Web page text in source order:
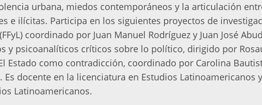
urbana, miedos contemporáneos y la articulación
e ilícitas. Participa en los siguientes proyectos de
coordinado por Juan Manuel Rodríguez y Juan José
y psicoanalíticos críticos sobre lo político, dirigido por
El Estado como contradicción, coordinado por Carolina
Es docente en la licenciatura en Estudios Latinoamericanos
Latinoamericanos.